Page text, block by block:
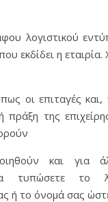
λογιστικού
εκδίδει η εταιρία.
οι επιταγές και,
πράξη της
και για
τυπώσετε το
ή το όνομά σας